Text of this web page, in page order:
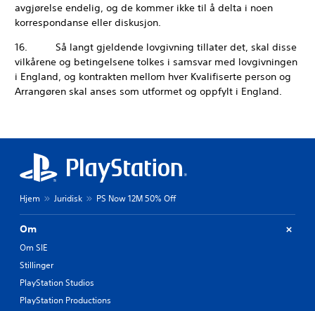
avgjørelse endelig, og de kommer ikke til å delta i noen
korrespondanse eller diskusjon.
16. Så langt gjeldende lovgivning tillater det, skal disse
vilkårene og betingelsene tolkes i samsvar med lovgivningen
i England, og kontrakten mellom hver Kvalifiserte person og
Arrangøren skal anses som utformet og oppfylt i England.
Hjem Juridisk PS Now 12M 50% Off
Om
Om SIE
Stillinger
PlayStation Studios
PlayStation Productions